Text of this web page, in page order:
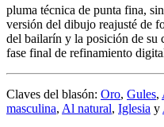
pluma técnica de punta fina,
versión del dibujo reajusté de
del bailarín y la posición de su
fase final de refinamiento
Claves del blasón: Oro, Gules,
masculina, Al natural, Iglesia y